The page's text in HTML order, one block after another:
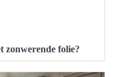
zonwerende folie?